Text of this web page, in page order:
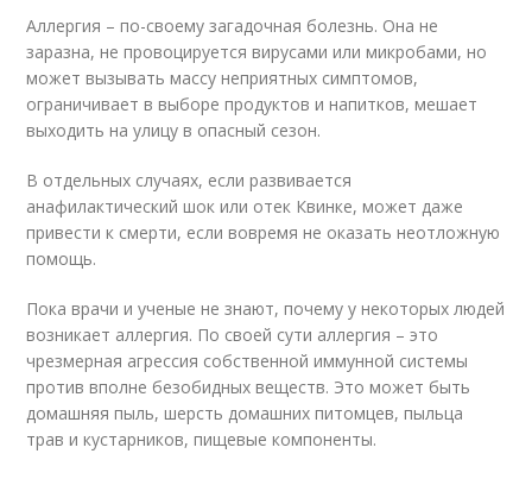
Аллергия – по-своему загадочная болезнь. Она не
заразна, не провоцируется вирусами или микробами, но
может вызывать массу неприятных симптомов,
ограничивает в выборе продуктов и напитков, мешает
выходить на улицу в опасный сезон.
В отдельных случаях, если развивается
анафилактический шок или отек Квинке, может даже
привести к смерти, если вовремя не оказать неотложную
помощь.
Пока врачи и ученые не знают, почему у некоторых людей
возникает аллергия. По своей сути аллергия – это
чрезмерная агрессия собственной иммунной системы
против вполне безобидных веществ. Это может быть
домашняя пыль, шерсть домашних питомцев, пыльца
трав и кустарников, пищевые компоненты.